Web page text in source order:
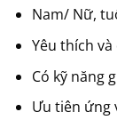
Nam/ Nữ,
Yêu thích
Có kỹ năng
Ưu tiên ứng